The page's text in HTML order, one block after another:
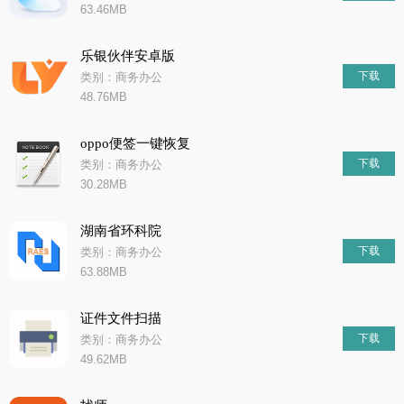
63.46MB
乐银伙伴安卓版
类别：商务办公
48.76MB
下载
oppo便签一键恢复
类别：商务办公
30.28MB
下载
湖南省环科院
类别：商务办公
63.88MB
下载
证件文件扫描
类别：商务办公
49.62MB
下载